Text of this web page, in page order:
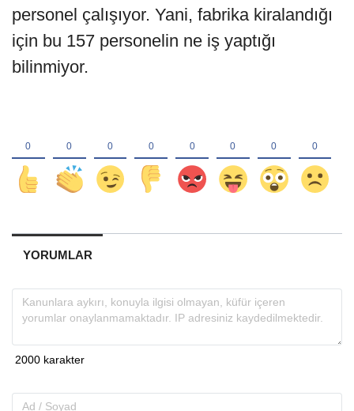
personel çalışıyor. Yani, fabrika kiralandığı
için bu 157 personelin ne iş yaptığı
bilinmiyor.
YORUMLAR